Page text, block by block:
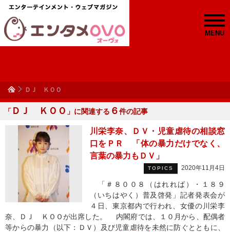
MENU
ＤＪ ＫＯＯ
「 ＤＪ ＫＯＯ 」に関連する ６件の記事
川栄李奈、ＤＶ・児童虐待の相談窓
口をＰＲ 「体の暴力だけでなく、
言葉の暴力もＤＶ」
TOPICS 2020年11月4日
「＃８００８（はれれば）・１８９
（いちはやく）普及啓発」記者発表会が
４日、東京都内で行われ、女優の川栄李
奈、ＤＪ ＫＯＯが出席した。 内閣府では、１０月から、配偶者
等からの暴力（以下：ＤＶ）及び児童虐待を未然に防ぐとともに、